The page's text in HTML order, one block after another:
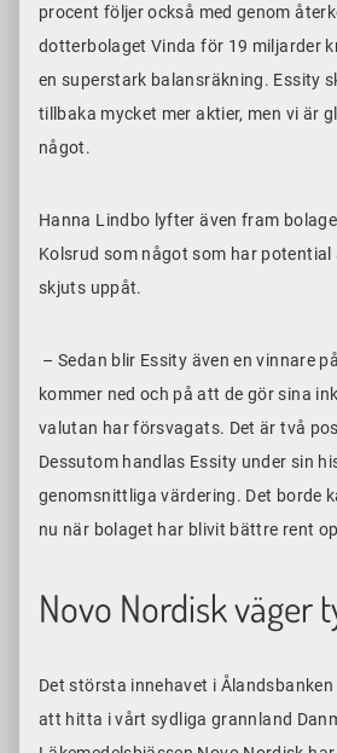
procent följer också med genom
dotterbolaget Vinda för 19 miljarder
en superstark balansräkning. Essity
tillbaka mycket mer aktier, men vi är
något.
Hanna Lindbo lyfter även fram
Kolsrud som något som har potential
skjuts uppåt.
– Sedan blir Essity även en vinnare
kommer ned och på att de gör sina
valutan har försvagats. Det är två
Dessutom handlas Essity under sin
genomsnittliga värdering. Det borde
nu när bolaget har blivit bättre rent
Novo Nordisk väger
Det största innehavet i
att hitta i vårt sydliga grannland